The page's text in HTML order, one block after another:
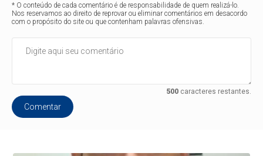
* O conteúdo de cada comentário é de responsabilidade de quem realizá-lo.
Nos reservamos ao direito de reprovar ou eliminar comentários em desacordo
com o propósito do site ou que contenham palavras ofensivas.
500caracteres restantes.
Comentar